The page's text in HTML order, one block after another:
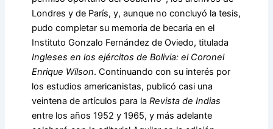
Londres y de París, y, aunque no concluyó la tesis,
pudo completar su memoria de becaria en el
Instituto Gonzalo Fernández de Oviedo, titulada
Ingleses en los ejércitos de Bolivia: el Coronel
Enrique Wilson. Continuando con su interés por
los estudios americanistas, publicó casi una
veintena de artículos para la Revista de Indias
entre los años 1952 y 1965, y más adelante